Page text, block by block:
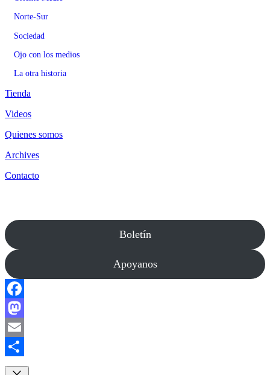
Norte-Sur
Sociedad
Ojo con los medios
La otra historia
Tienda
Videos
Quienes somos
Archives
Contacto
Boletín
Apoyanos
Facebook
Mastodon
Email
Compartir